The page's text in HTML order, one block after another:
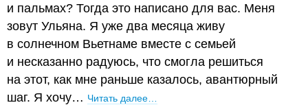
и пальмах? Тогда это написано для вас. Меня
зовут Ульяна. Я уже два месяца живу
в солнечном Вьетнаме вместе с семьей
и несказанно радуюсь, что смогла решиться
на этот, как мне раньше казалось, авантюрный
шаг. Я хочу… Читать далее…